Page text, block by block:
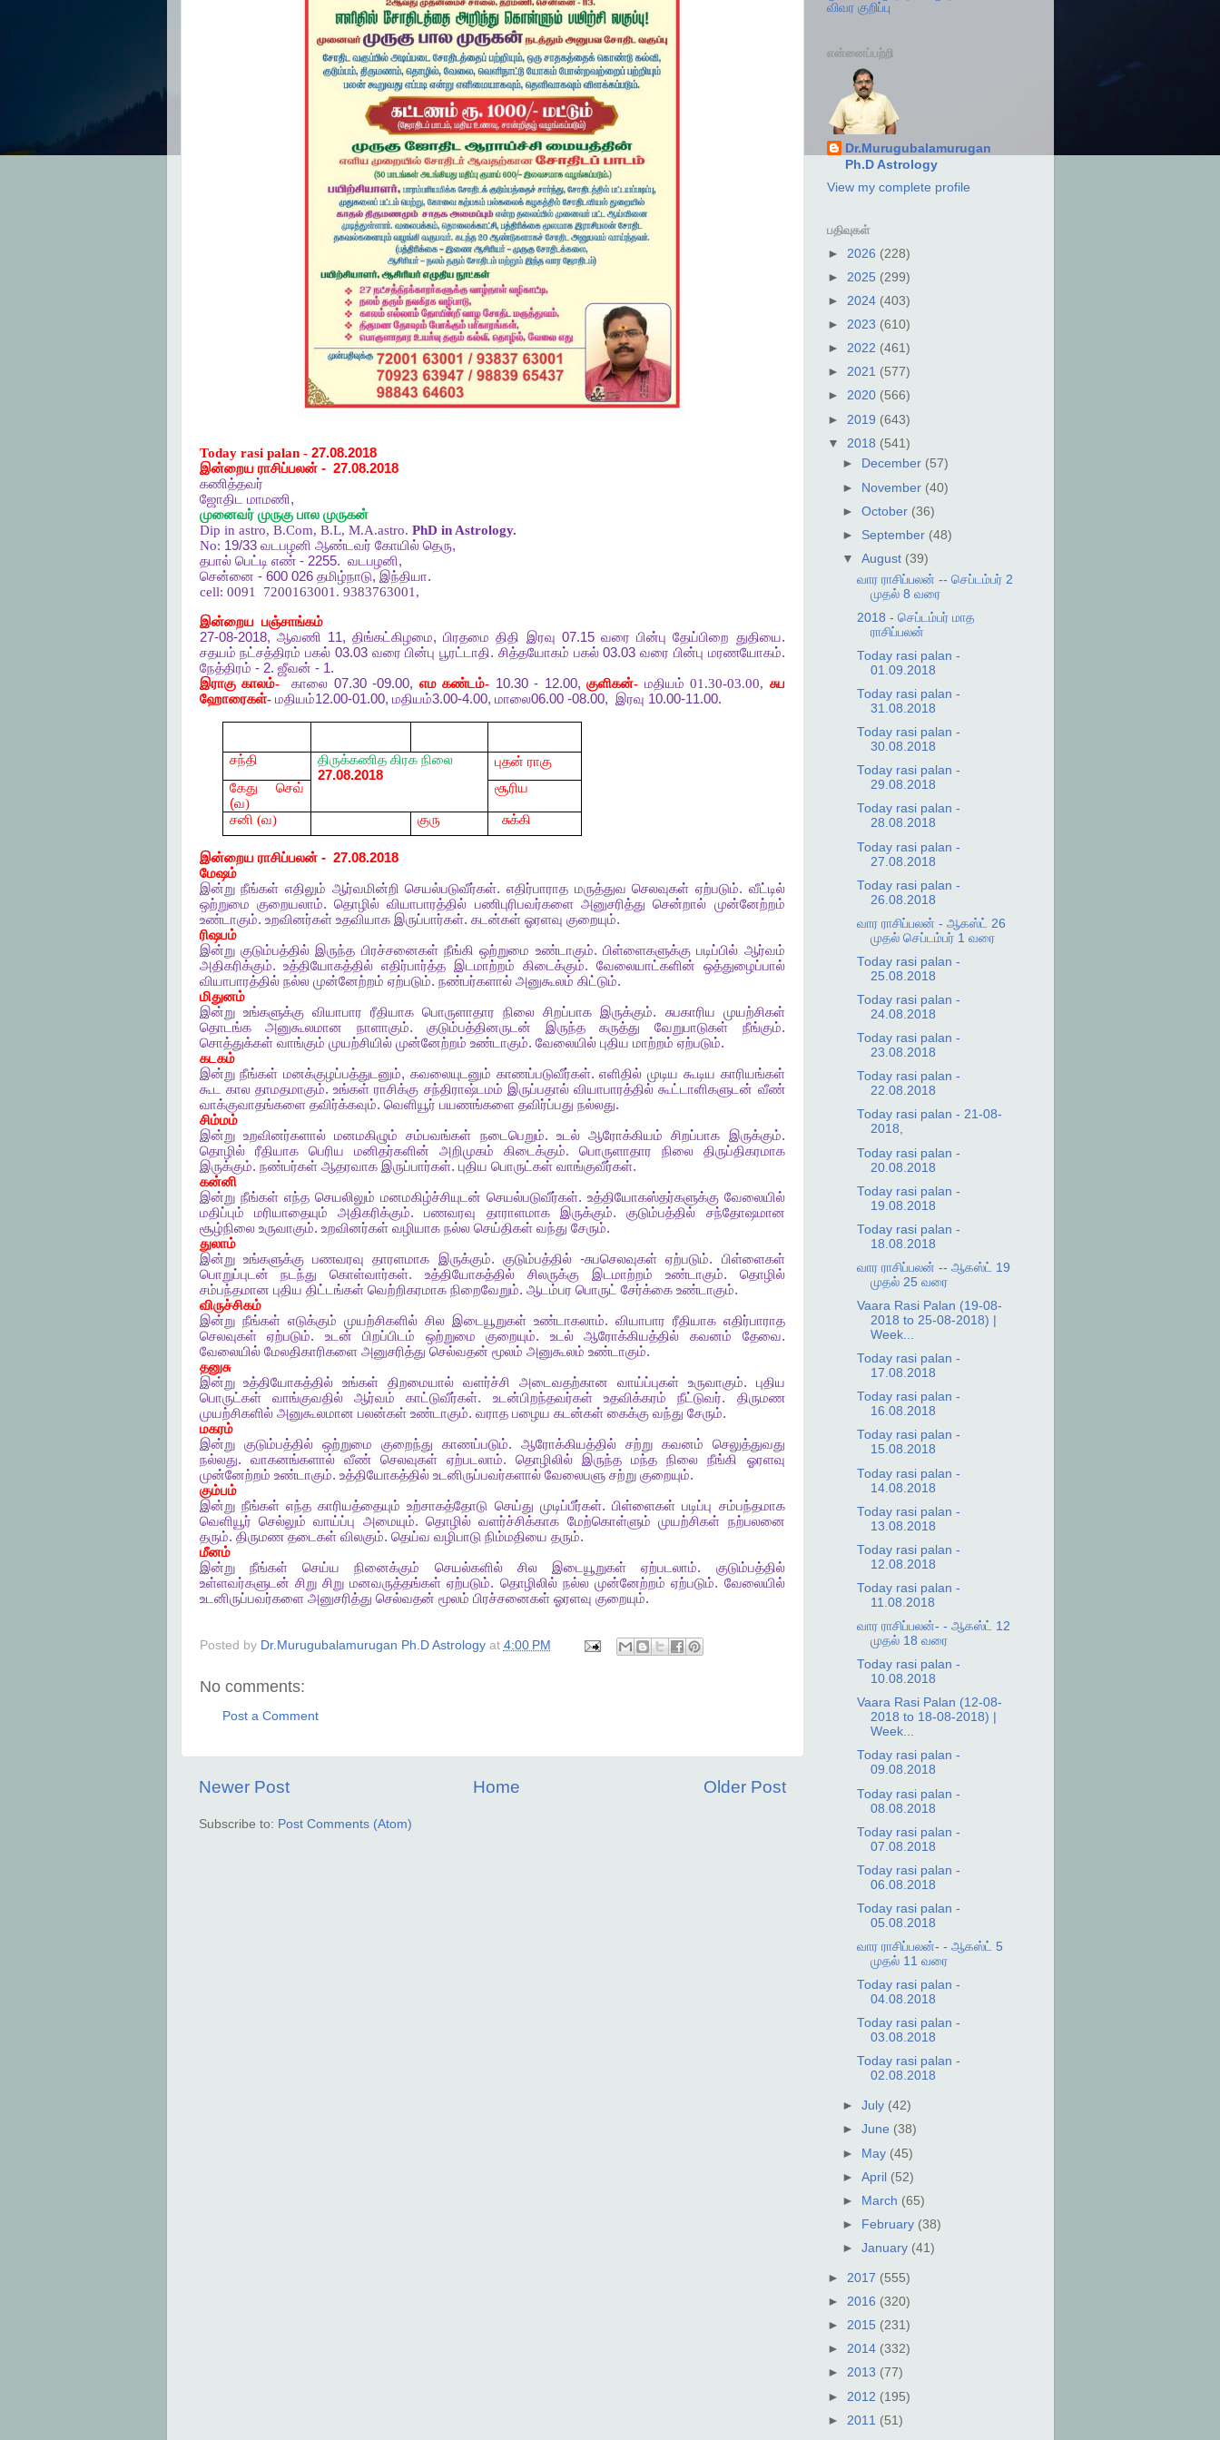
Today rasi palan - 27.08.2018
இன்றைய ராசிப்பலன் - 27.08.2018
கணித்தவர்
ஜோதிட
மாமணி,
முனைவர் முருகு பால முருகன்
Dip in astro, B.Com, B.L, M.A.astro. PhD in Astrology.
No: 19/33 வடபழனி ஆண்டவர் கோயில் தெரு,
தபால் பெட்டி எண்- 2255. வடபழனி,
சென்னை - 600 026 தமிழ்நாடு, இந்தியா.
cell: 0091 7200163001. 9383763001,
இன்றைய பஞ்சாங்கம்
27-08-2018, ஆவணி 11,திங்கட்கிழமை,பிரதமை திதி இரவு 07.15 வரை பின்பு தேய்பிறை துதியை.
சதயம் நட்சத்திரம் பகல் 03.03 வரை பின்பு பூரட்டாதி. சித்தயோகம் பகல்03.03 வரை பின்பு மரணயோகம்.
நேத்திரம் - 2. ஜீவன் - 1.
இராகு காலம்- காலை 07.30 -09.00, எம கண்டம்- 10.30 - 12.00, குளிகன்- மதியம் 01.30-03.00, சுப
ஹோரைகள்- மதியம்12.00-01.00, மதியம்3.00-4.00, மாலை06.00 -08.00, இரவு 10.00-11.00.
சந்தி திருக்கணித கிரக நிலை
27.08.2018
புதன் ராகு
கேது
செவ்
(வ)
சூரிய
சனி (வ) குரு சுக்கி
இன்றைய ராசிப்பலன்- 27.08.2018
மேஷம்
இன்று நீங்கள் எதிலும் ஆர்வமின்றி செயல்படுவீர்கள். எதிர்பாராத மருத்துவ செலவுகள் ஏற்படும். வீட்டில்
ஒற்றுமை குறையலாம்.தொழில் வியாபாரத்தில் பணிபுரிபவர்களை அனுசரித்து சென்றால் முன்னேற்றம்
உண்டாகும். உறவினர்கள் உதவியாக இருப்பார்கள். கடன்கள் ஓரளவு குறையும்.
ரிஷபம்
இன்று குடும்பத்தில் இருந்த பிரச்சனைகள் நீங்கி ஒற்றுமை உண்டாகும். பிள்ளைகளுக்கு படிப்பில் ஆர்வம்
அதிகரிக்கும்.உத்தியோகத்தில் எதிர்பார்த்த இடமாற்றம் கிடைக்கும். வேலையாட்களின்
ஒத்துழைப்பால்
வியாபாரத்தில் நல்ல முன்னேற்றம் ஏற்படும். நண்பர்களால் அனுகூலம் கிட்டும்.
மிதுனம்
இன்று உங்களுக்கு வியாபார ரீதியாக பொருளாதார நிலை சிறப்பாக இருக்கும். சுபகாரிய
முயற்சிகள்
தொடங்க
அனுகூலமான நாளாகும்.குடும்பத்தினருடன் இருந்த கருத்து வேறுபாடுகள் நீங்கும்.
சொத்துக்கள் வாங்கும் முயற்சியில் முன்னேற்றம் உண்டாகும். வேலையில் புதிய மாற்றம் ஏற்படும்.
கடகம்
இன்று நீங்கள் மனக்குழப்பத்துடனும், கவலையுடனும் காணப்படுவீர்கள்.எளிதில் முடிய கூடிய காரியங்கள்
கூட
கால தாமதமாகும்.உங்கள் ராசிக்கு சந்திராஷ்டமம் இருப்பதால் வியாபாரத்தில் கூட்டாளிகளுடன் வீண்
வாக்குவாதங்களை தவிர்க்கவும். வெளியூர் பயணங்களை தவிர்ப்பது நல்லது.
சிம்மம்
இன்று உறவினர்களால் மனமகிழும் சம்பவங்கள் நடைபெறும். உடல் ஆரோக்கியம் சிறப்பாக இருக்கும்.
தொழில்
ரீதியாக பெரிய மனிதர்களின் அறிமுகம் கிடைக்கும். பொருளாதார நிலை
திருப்திகரமாக
இருக்கும். நண்பர்கள் ஆதரவாக இருப்பார்கள். புதிய பொருட்கள் வாங்குவீர்கள்.
கன்னி
இன்று நீங்கள் எந்த செயலிலும் மனமகிழ்ச்சியுடன் செயல்படுவீர்கள். உத்தியோகஸ்தர்களுக்கு வேலையில்
மதிப்பும்
மரியாதையும் அதிகரிக்கும்.பணவரவு தாராளமாக இருக்கும்.குடும்பத்தில்
சந்தோஷமான
சூழ்நிலை உருவாகும். உறவினர்கள் வழியாக நல்ல செய்திகள் வந்து சேரும்.
துலாம்
இன்று உங்களுக்கு பணவரவு தாரளமாக இருக்கும். குடும்பத்தில்-சுபசெலவுகள் ஏற்படும். பிள்ளைகள்
பொறுப்புடன்
நடந்து கொள்வார்கள்.உத்தியோகத்தில் சிலருக்கு இடமாற்றம் உண்டாகும். தொழில்
சம்பந்தமான புதிய திட்டங்கள் வெற்றிகரமாக நிறைவேறும். ஆடம்பர பொருட் சேர்க்கை உண்டாகும்.
விருச்சிகம்
இன்று நீங்கள் எடுக்கும் முயற்சிகளில் சில இடையூறுகள் உண்டாகலாம். வியாபார ரீதியாக எதிர்பாராத
செலவுகள்
ஏற்படும். உடன் பிறப்பிடம் ஒற்றுமை குறையும். உடல் ஆரோக்கியத்தில் கவனம் தேவை.
வேலையில் மேலதிகாரிகளை அனுசரித்து செல்வதன் மூலம் அனுகூலம் உண்டாகும்.
தனுசு
இன்று
உத்தியோகத்தில் உங்கள் திறமையால் வளர்ச்சி அடைவதற்கான வாய்ப்புகள் உருவாகும். புதிய
பொருட்கள்
வாங்குவதில் ஆர்வம் காட்டுவீர்கள். உடன்பிறந்தவர்கள் உதவிக்கரம் நீட்டுவர். திருமண
முயற்சிகளில் அனுகூலமான பலன்கள் உண்டாகும். வராத பழைய கடன்கள் கைக்கு வந்து சேரும்.
மகரம்
இன்று
குடும்பத்தில் ஒற்றுமை குறைந்து காணப்படும். ஆரோக்கியத்தில் சற்று கவனம்
செலுத்துவது
நல்லது. வாகனங்களால் வீண் செலவுகள் ஏற்படலாம்.தொழிலில் இருந்த மந்த நிலை நீங்கி
ஓரளவு
முன்னேற்றம் உண்டாகும். உத்தியோகத்தில் உடனிருப்பவர்களால் வேலைபளு சற்று குறையும்.
கும்பம்
இன்று நீங்கள் எந்த காரியத்தையும் உற்சாகத்தோடு செய்து முடிப்பீர்கள்.பிள்ளைகள் படிப்பு சம்பந்தமாக
வெளியூர் செல்லும் வாய்ப்பு அமையும். தொழில் வளர்ச்சிக்காக மேற்கொள்ளும் முயற்சிகள் நற்பலனை
தரும். திருமண தடைகள் விலகும். தெய்வ வழிபாடு நிம்மதியை தரும்.
மீனம்
இன்று
நீங்கள் செய்ய நினைக்கும் செயல்களில் சில இடையூறுகள் ஏற்படலாம். குடும்பத்தில்
உள்ளவர்களுடன் சிறு சிறு மனவருத்தங்கள் ஏற்படும். தொழிலில் நல்ல முன்னேற்றம் ஏற்படும். வேலையில்
உடனிருப்பவர்களை அனுசரித்து செல்வதன் மூலம் பிரச்சனைகள் ஓரளவு குறையும்.
Posted by Dr.Murugubalamurugan Ph.D Astrology at 4:00 PM
No comments:
Post a Comment
Newer Post Older Post
Home
Subscribe to: Post Comments (Atom)
விவர குறிப்பு
என்னைப்பற்றி
Dr.Murugubalamurugan
Ph.D Astrology
View my complete profile
பதிவுகள்
► 2026 (228)
► 2025 (299)
► 2024 (403)
► 2023 (610)
► 2022 (461)
► 2021 (577)
► 2020 (566)
► 2019 (643)
▼ 2018 (541)
►
December (57)
► November (40)
► October (36)
► September (48)
▼ August (39)
வார ராசிப்பலன் -- செப்டம்பர் 2
முதல் 8 வரை
2018 - செப்டம்பர் மாத
ராசிப்பலன்
Today rasi palan -
01.09.2018
Today rasi palan -
31.08.2018
Today rasi palan -
30.08.2018
Today rasi palan -
29.08.2018
Today rasi palan -
28.08.2018
Today rasi palan -
27.08.2018
Today rasi palan -
26.08.2018
வார ராசிப்பலன் - ஆகஸ்ட் 26
முதல் செப்டம்பர் 1 வரை
Today rasi palan -
25.08.2018
Today rasi palan -
24.08.2018
Today rasi palan -
23.08.2018
Today rasi palan -
22.08.2018
Today rasi palan - 21-08-
2018,
Today rasi palan -
20.08.2018
Today rasi palan -
19.08.2018
Today rasi palan -
18.08.2018
வார ராசிப்பலன் -- ஆகஸ்ட் 19
முதல் 25 வரை
Vaara Rasi Palan (19-08-
2018 to 25-08-2018) |
Week...
Today rasi palan -
17.08.2018
Today rasi palan -
16.08.2018
Today rasi palan -
15.08.2018
Today rasi palan -
14.08.2018
Today rasi palan -
13.08.2018
Today rasi palan -
12.08.2018
Today rasi palan -
11.08.2018
வார ராசிப்பலன்- - ஆகஸ்ட் 12
முதல் 18 வரை
Today rasi palan -
10.08.2018
Vaara Rasi Palan (12-08-
2018 to 18-08-2018) |
Week...
Today rasi palan -
09.08.2018
Today rasi palan -
08.08.2018
Today rasi palan -
07.08.2018
Today rasi palan -
06.08.2018
Today rasi palan -
05.08.2018
வார ராசிப்பலன்- - ஆகஸ்ட் 5
முதல் 11 வரை
Today rasi palan -
04.08.2018
Today rasi palan -
03.08.2018
Today rasi palan -
02.08.2018
► July (42)
► June (38)
► May (45)
► April (52)
►
March (65)
►
February (38)
► January (41)
► 2017 (555)
► 2016 (320)
► 2015 (231)
► 2014 (332)
► 2013 (77)
► 2012 (195)
► 2011 (51)